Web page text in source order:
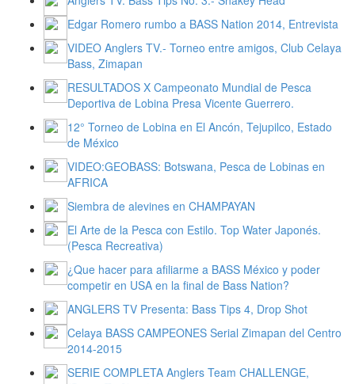
Edgar Romero rumbo a BASS Nation 2014, Entrevista
VIDEO Anglers TV.- Torneo entre amigos, Club Celaya
Bass, Zimapan
RESULTADOS X Campeonato Mundial de Pesca
Deportiva de Lobina Presa Vicente Guerrero.
12° Torneo de Lobina en El Ancón, Tejupilco, Estado
de México
VIDEO:GEOBASS: Botswana, Pesca de Lobinas en
AFRICA
Siembra de alevines en CHAMPAYAN
El Arte de la Pesca con Estilo. Top Water Japonés.
(Pesca Recreativa)
¿Que hacer para afiliarme a BASS México y poder
competir en USA en la final de Bass Nation?
ANGLERS TV Presenta: Bass Tips 4, Drop Shot
Celaya BASS CAMPEONES Serial Zimapan del Centro
2014-2015
SERIE COMPLETA Anglers Team CHALLENGE,